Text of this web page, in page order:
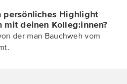
persönliches Highlight
deinen Kolleg:innen?
der man Bauchweh vom